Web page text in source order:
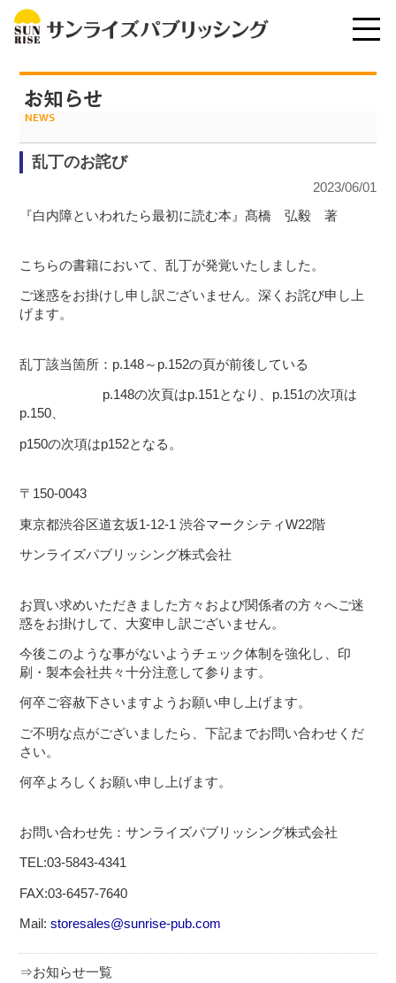
乱丁のお詫び
2023/06/01
『白内障といわれたら最初に読む本』髙橋 弘毅 著
こちらの書籍において、乱丁が発覚いたしました。
ご迷惑をお掛けし申し訳ございません。深くお詫び申し上
げます。
乱丁該当箇所：p.148～p.152の頁が前後している
p.148の次頁はp.151となり、p.151の次項は
p.150、
p150の次項はp152となる。
〒150-0043
東京都渋谷区道玄坂1-12-1 渋谷マークシティW22階
サンライズパブリッシング株式会社
お買い求めいただきました方々および関係者の方々へご迷
惑をお掛けして、大変申し訳ございません。
今後このような事がないようチェック体制を強化し、印
刷・製本会社共々十分注意して参ります。
何卒ご容赦下さいますようお願い申し上げます。
ご不明な点がございましたら、下記までお問い合わせくだ
さい。
何卒よろしくお願い申し上げます。
お問い合わせ先：サンライズパブリッシング株式会社
TEL:03-5843-4341
FAX:03-6457-7640
Mail:storesales@sunrise-pub.com
⇒お知らせ一覧